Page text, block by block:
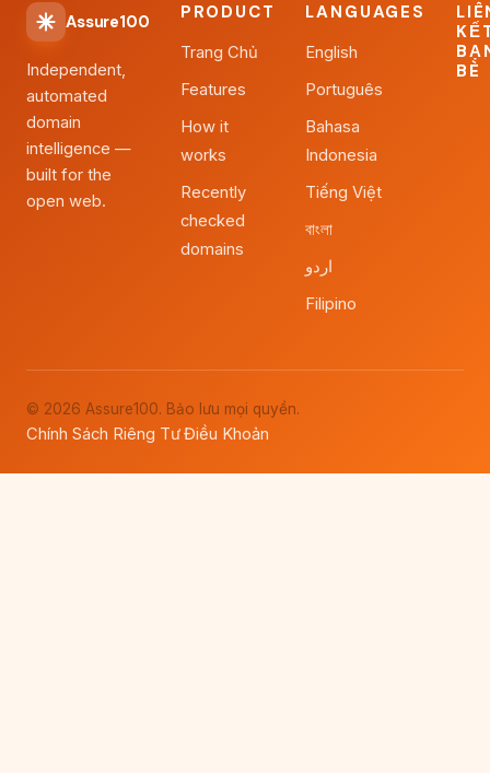
Assure100
Independent,
automated
domain
intelligence —
built for the
open web.
PRODUCT
Trang Chủ
Features
How it
works
Recently
checked
domains
LANGUAGES
English
Português
Bahasa
Indonesia
Tiếng Việt
বাংলা
اردو
Filipino
BÈ
© 2026 Assure100. Bảo lưu mọi quyền.
Chính Sách Riêng Tư·Điều Khoản